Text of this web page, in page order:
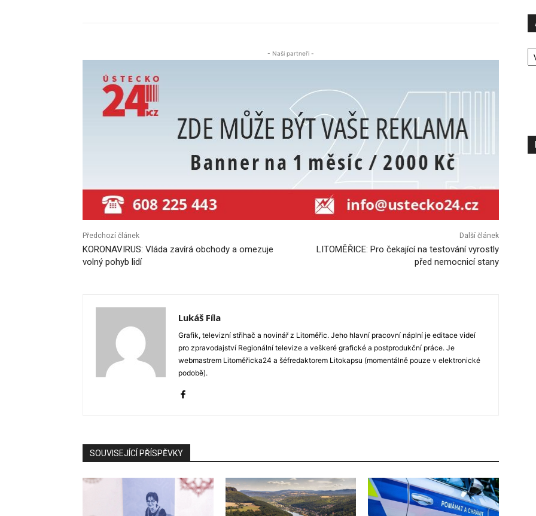
- Naši partneři -
Předchozí článek
KORONAVIRUS: Vláda zavírá obchody a omezuje
volný pohyb lidí
Další článek
LITOMĚŘICE: Pro čekající na testování vyrostly
před nemocnicí stany
Lukáš Fíla
Grafik, televizní střihač a novinář z Litoměřic. Jeho hlavní pracovní náplní je editace videí
pro zpravodajství Regionální televize a veškeré grafické a postprodukční práce. Je
webmastrem Litoměřicka24 a šéfredaktorem Litokapsu (momentálně pouze v elektronické
podobě).
SOUVISEJÍCÍ PŘÍSPĚVKY